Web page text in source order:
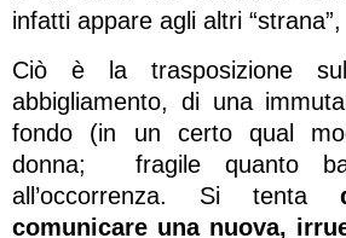
infatti appare agli altri “strana”,
Ciò è la trasposizione
abbigliamento, di una
fondo (in un certo qual
donna; fragile quanto
all’occorrenza. Si tenta
comunicare una nuova,